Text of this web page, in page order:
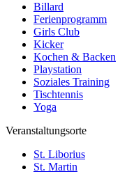
Billard
Ferienprogramm
Girls Club
Kicker
Kochen & Backen
Playstation
Soziales Training
Tischtennis
Yoga
Veranstaltungsorte
St. Liborius
St. Martin